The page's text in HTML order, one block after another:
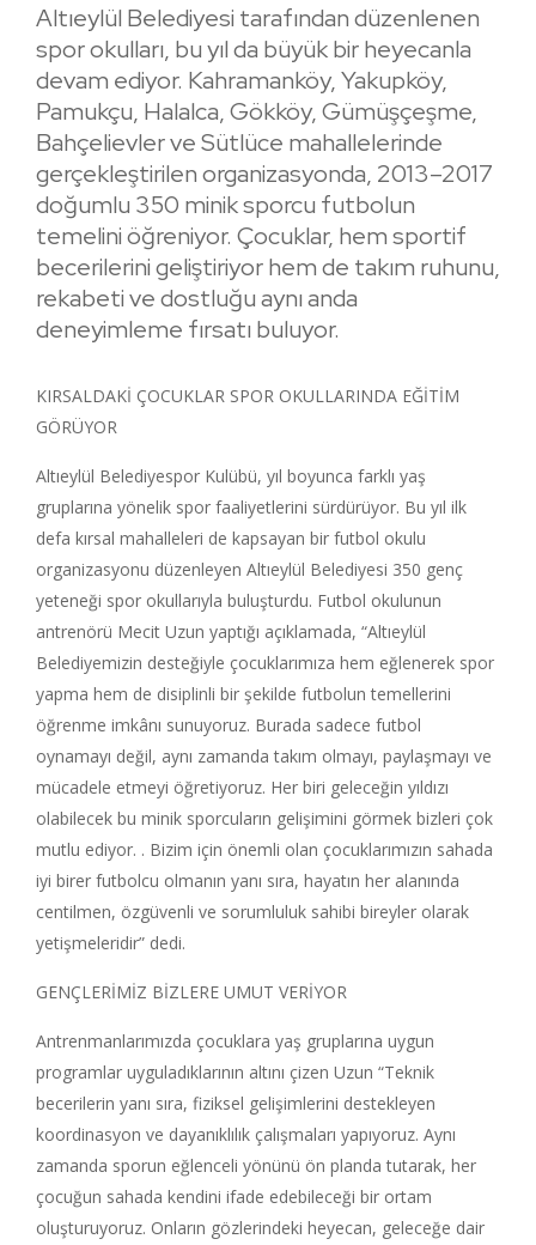
Altıeylül Belediyesi tarafından düzenlenen
spor okulları, bu yıl da büyük bir heyecanla
devam ediyor. Kahramanköy, Yakupköy,
Pamukçu, Halalca, Gökköy, Gümüşçeşme,
Bahçelievler ve Sütlüce mahallelerinde
gerçekleştirilen organizasyonda, 2013–2017
doğumlu 350 minik sporcu futbolun
temelini öğreniyor. Çocuklar, hem sportif
becerilerini geliştiriyor hem de takım ruhunu,
rekabeti ve dostluğu aynı anda
deneyimleme fırsatı buluyor.
KIRSALDAKİ ÇOCUKLAR SPOR OKULLARINDA EĞİTİM
GÖRÜYOR
Altıeylül Belediyespor Kulübü, yıl boyunca farklı yaş
gruplarına yönelik spor faaliyetlerini sürdürüyor. Bu yıl ilk
defa kırsal mahalleleri de kapsayan bir futbol okulu
organizasyonu düzenleyen Altıeylül Belediyesi 350 genç
yeteneği spor okullarıyla buluşturdu. Futbol okulunun
antrenörü Mecit Uzun yaptığı açıklamada, “Altıeylül
Belediyemizin desteğiyle çocuklarımıza hem eğlenerek spor
yapma hem de disiplinli bir şekilde futbolun temellerini
öğrenme imkânı sunuyoruz. Burada sadece futbol
oynamayı değil, aynı zamanda takım olmayı, paylaşmayı ve
mücadele etmeyi öğretiyoruz. Her biri geleceğin yıldızı
olabilecek bu minik sporcuların gelişimini görmek bizleri çok
mutlu ediyor. . Bizim için önemli olan çocuklarımızın sahada
iyi birer futbolcu olmanın yanı sıra, hayatın her alanında
centilmen, özgüvenli ve sorumluluk sahibi bireyler olarak
yetişmeleridir” dedi.
GENÇLERİMİZ BİZLERE UMUT VERİYOR
Antrenmanlarımızda çocuklara yaş gruplarına uygun
programlar uyguladıklarının altını çizen Uzun “Teknik
becerilerin yanı sıra, fiziksel gelişimlerini destekleyen
koordinasyon ve dayanıklılık çalışmaları yapıyoruz. Aynı
zamanda sporun eğlenceli yönünü ön planda tutarak, her
çocuğun sahada kendini ifade edebileceği bir ortam
oluşturuyoruz. Onların gözlerindeki heyecan, geleceğe dair